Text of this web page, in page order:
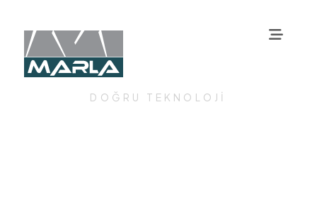
DOĞRU TEKNOLOJİ